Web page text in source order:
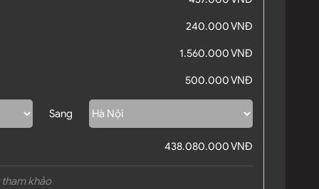
240.000 VNĐ
1.560.000 VNĐ
500.000 VNĐ
Sang
438.080.000 VNĐ
khảo